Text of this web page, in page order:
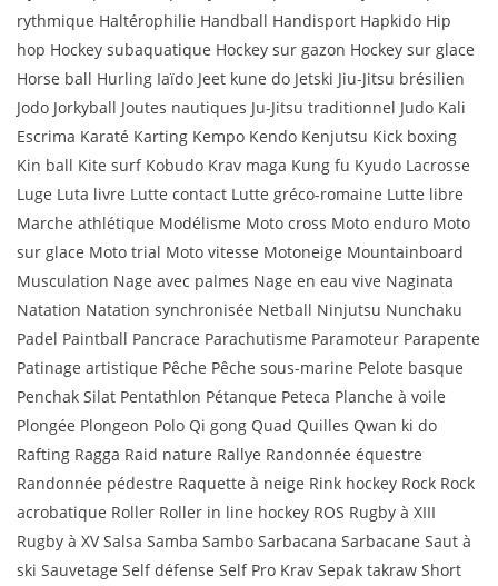
rythmique Haltérophilie Handball Handisport Hapkido Hip
hop Hockey subaquatique Hockey sur gazon Hockey sur glace
Horse ball Hurling Iaïdo Jeet kune do Jetski Jiu-Jitsu brésilien
Jodo Jorkyball Joutes nautiques Ju-Jitsu traditionnel Judo Kali
Escrima Karaté Karting Kempo Kendo Kenjutsu Kick boxing
Kin ball Kite surf Kobudo Krav maga Kung fu Kyudo Lacrosse
Luge Luta livre Lutte contact Lutte gréco-romaine Lutte libre
Marche athlétique Modélisme Moto cross Moto enduro Moto
sur glace Moto trial Moto vitesse Motoneige Mountainboard
Musculation Nage avec palmes Nage en eau vive Naginata
Natation Natation synchronisée Netball Ninjutsu Nunchaku
Padel Paintball Pancrace Parachutisme Paramoteur Parapente
Patinage artistique Pêche Pêche sous-marine Pelote basque
Penchak Silat Pentathlon Pétanque Peteca Planche à voile
Plongée Plongeon Polo Qi gong Quad Quilles Qwan ki do
Rafting Ragga Raid nature Rallye Randonnée équestre
Randonnée pédestre Raquette à neige Rink hockey Rock Rock
acrobatique Roller Roller in line hockey ROS Rugby à XIII
Rugby à XV Salsa Samba Sambo Sarbacana Sarbacane Saut à
ski Sauvetage Self défense Self Pro Krav Sepak takraw Short